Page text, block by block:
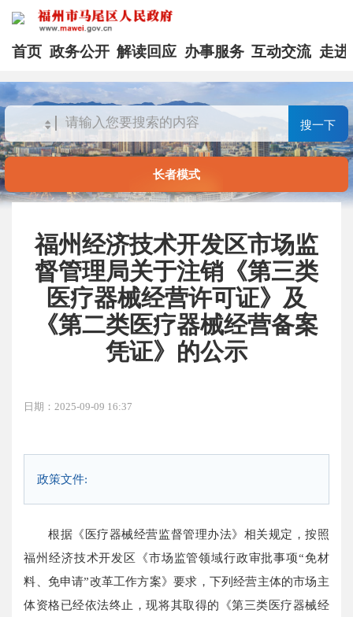
首页 政务公开 解读回应 办事服务 互动交流 走进
搜一下
长者模式
福州经济技术开发区市场监
督管理局关于注销《第三类
医疗器械经营许可证》及
《第二类医疗器械经营备案
凭证》的公示
日期：2025-09-09 16:37
政策文件:
根据《医疗器械经营监督管理办法》相关规定，按照
福州经济技术开发区《市场监管领域行政审批事项“免材
料、免申请”改革工作方案》要求，下列经营主体的市场主
体资格已经依法终止，现将其取得的《第三类医疗器械经